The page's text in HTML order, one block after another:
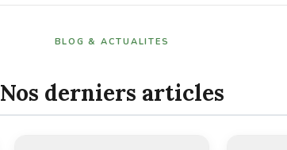
BLOG & ACTUALITES
Nos derniers articles